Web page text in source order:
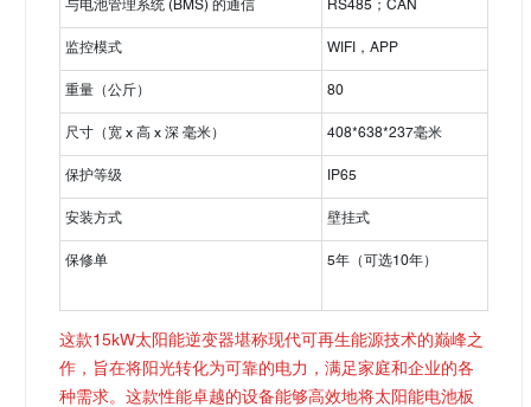
与电池管理系统 (BMS) 的通信 RS485；CAN
监控模式 WIFI，APP
重量（公斤） 80
尺寸（宽 x 高 x 深 毫米） 408*638*237毫米
保护等级 IP65
安装方式 壁挂式
保修单 5年（可选10年）
这款15kW太阳能逆变器堪称现代可再生能源技术的巅峰之
作，旨在将阳光转化为可靠的电力，满足家庭和企业的各
种需求。这款性能卓越的设备能够高效地将太阳能电池板